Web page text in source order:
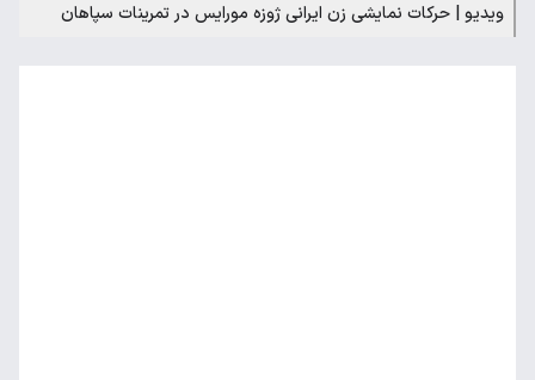
ویدیو | حرکات نمایشی زن ایرانی ژوزه مورایس در تمرینات سپاهان